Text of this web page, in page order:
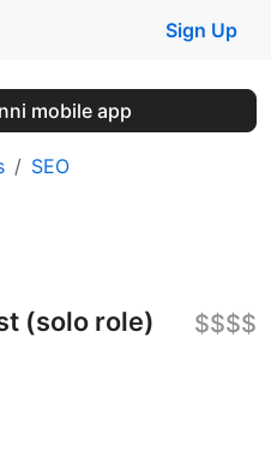
Sign Up
mobile app
SEO
(solo role) $$$$